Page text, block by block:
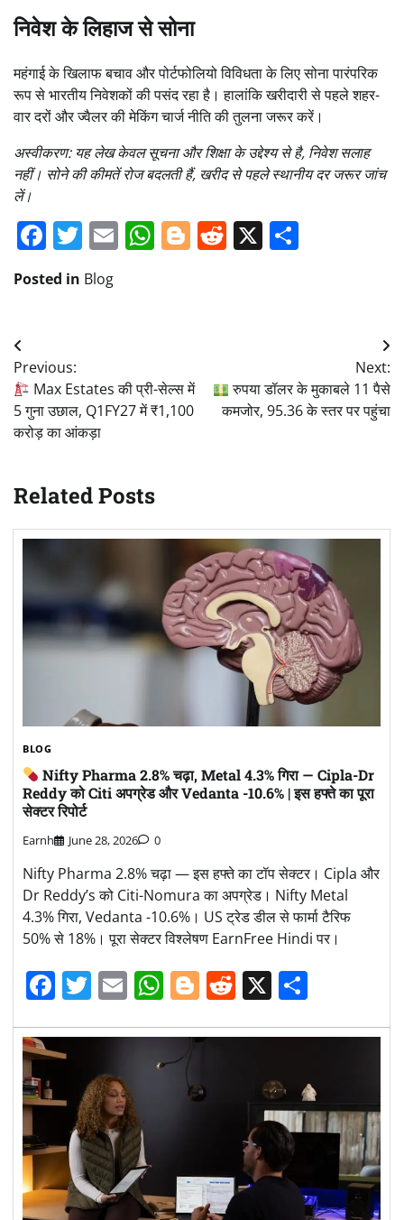
निवेश के लिहाज से सोना
महंगाई के खिलाफ बचाव और पोर्टफोलियो विविधता के लिए सोना पारंपरिक
रूप से भारतीय निवेशकों की पसंद रहा है। हालांकि खरीदारी से पहले शहर-
वार दरों और ज्वैलर की मेकिंग चार्ज नीति की तुलना जरूर करें।
अस्वीकरण: यह लेख केवल सूचना और शिक्षा के उद्देश्य से है, निवेश सलाह
नहीं। सोने की कीमतें रोज बदलती हैं, खरीद से पहले स्थानीय दर जरूर जांच
लें।
Facebook
Twitter
EmailWhatsApp
Blogger
Reddit
X
Posted in Blog
Post
navigation
Previous:
Max Estates की प्री-सेल्स में
5 गुना उछाल, Q1FY27 में ₹1,100
करोड़ का आंकड़ा
Next:
रुपया डॉलर के मुकाबले 11 पैसे
कमजोर, 95.36 के स्तर पर पहुंचा
Related Posts
BLOG
Nifty Pharma 2.8% चढ़ा, Metal 4.3% गिरा — Cipla-Dr
Reddy को Citi अपग्रेड और Vedanta -10.6% | इस हफ्ते का पूरा
सेक्टर रिपोर्ट
Earnh June 28, 2026 0
Nifty Pharma 2.8% चढ़ा — इस हफ्ते का टॉप सेक्टर। Cipla और
Dr Reddy’s को Citi-Nomura का अपग्रेड। Nifty Metal
4.3% गिरा, Vedanta -10.6%। US ट्रेड डील से फार्मा टैरिफ
50% से 18%। पूरा सेक्टर विश्लेषण EarnFree Hindi पर।
Facebook
Twitter
EmailWhatsApp
Blogger
Reddit
X